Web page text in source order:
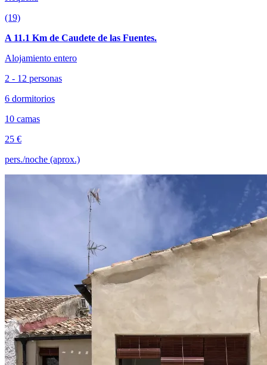
(19)
A 11.1 Km de Caudete de las Fuentes.
Alojamiento entero
2 - 12 personas
6 dormitorios
10 camas
25 €
pers./noche (aprox.)